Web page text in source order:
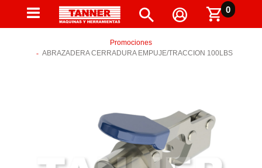
0
Promociones
ABRAZADERA CERRADURA EMPUJE/TRACCION 100LBS